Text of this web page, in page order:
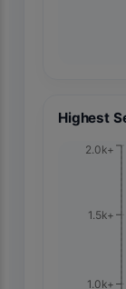
Highest
1.0k+
1.5k+
2.0k+